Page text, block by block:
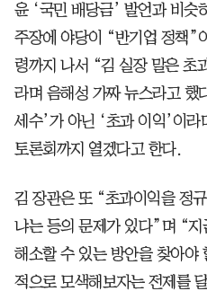
윤 ‘국민 배당금’ 발언과 비슷
주장에 야당이 “반기업 정책”
령까지 나서 “김 실장 말은 초
라며 음해성 가짜 뉴스라고 했
세수’가 아닌 ‘초과 이익’이
토론회까지 열겠다고 한다.
김 장관은 또 “초과이익을 정
냐는 등의 문제가 있다”며 “
해소할 수 있는 방안을 찾아야
적으로 모색해보자는 전제를